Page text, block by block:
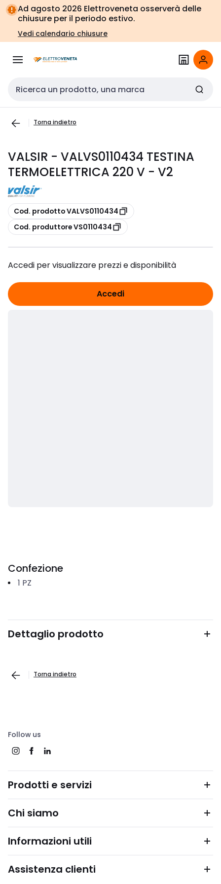
Vai alla
navigazione
Vai
alla
pagina
Ad agosto 2026 Elettroveneta osserverà delle
chiusure per il periodo estivo.
Vedi calendario chiusure
Cerca input
Torna indietro
VALSIR - VALVS0110434 TESTINA
TERMOELETTRICA 220 V - V2
copia
Cod. prodotto VALVS0110434
copia
Cod. produttore VS0110434
Accedi per visualizzare prezzi e disponibilità
Accedi
Confezione
1 PZ
Dettaglio prodotto
Torna indietro
Follow us
Prodotti e servizi
Chi siamo
Informazioni utili
Assistenza clienti